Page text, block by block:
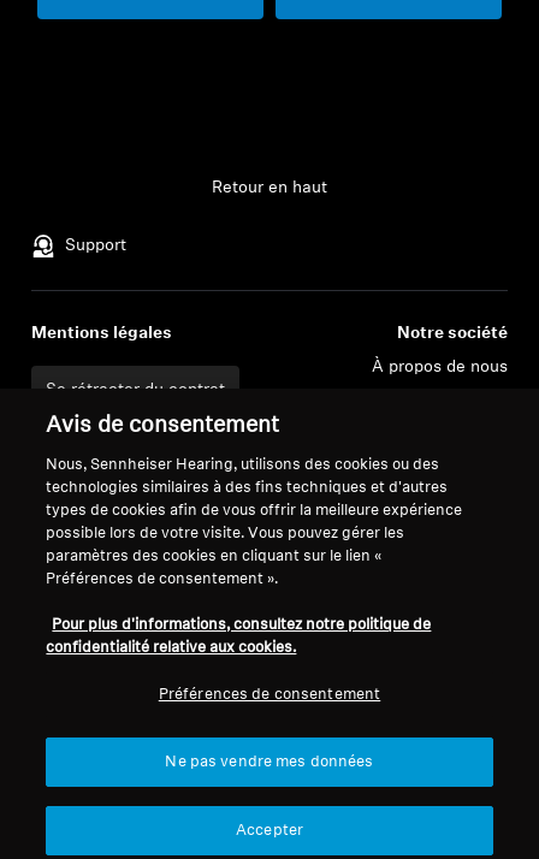
Support
Retour en haut
Mentions légales
Se rétracter du contrat
Politique de confidentialité
globale
Conditions générales de vente en
ligne aux consommateurs
Politique de divulgation
coordonnée des vulnérabilités
Notre société
À propos de nous
Salle de presse
Ambassadeurs de la
marque Sennheiser
Mentions légales Paramètres des cookies
© 2026 Sonova Consumer Hearing GmbH
Avis de consentement
Nous, Sennheiser Hearing, utilisons des cookies ou des
technologies similaires à des fins techniques et d'autres
types de cookies afin de vous offrir la meilleure expérience
possible lors de votre visite. Vous pouvez gérer les
paramètres des cookies en cliquant sur le lien «
Préférences de consentement ».
Pour plus d'informations, consultez notre politique de
confidentialité relative aux cookies.
Préférences de consentement
Ne pas vendre mes données
Accepter